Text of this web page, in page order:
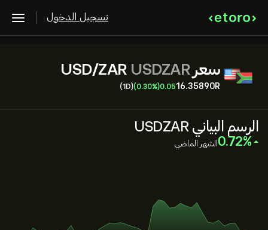
تسجيل الدخول
سعر USD/ZAR USDZAR
16.35890‎R‎
0.05
(0.30%)
(1D)
الرسم البياني USDZAR
‎0.72‎ الشهر الماضي